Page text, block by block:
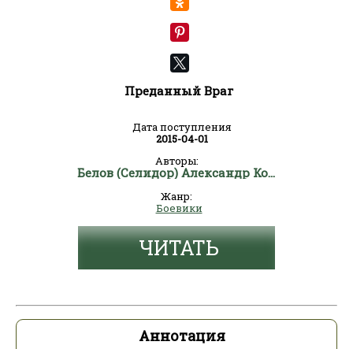
Преданный Враг
Дата поступления
2015-04-01
Авторы:
Белов (Селидор) Александр Константинович
Жанр:
Боевики
ЧИТАТЬ
Аннотация